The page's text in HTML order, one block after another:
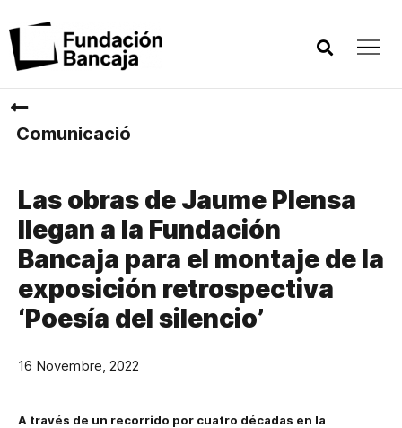
Comunicació
Las obras de Jaume Plensa
llegan a la Fundación
Bancaja para el montaje de la
exposición retrospectiva
‘Poesía del silencio’
16 Novembre, 2022
A través de un recorrido por cuatro décadas en la